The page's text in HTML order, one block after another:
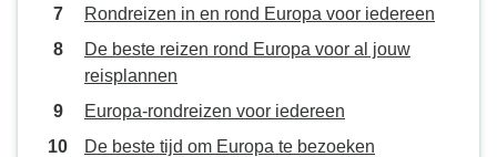
Rondreizen in en rond Europa voor iedereen
De beste reizen rond Europa voor al jouw
reisplannen
Europa-rondreizen voor iedereen
De beste tijd om Europa te bezoeken